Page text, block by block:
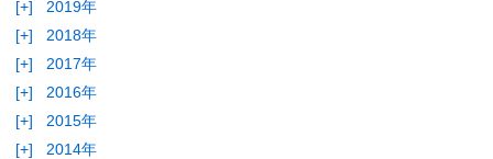
[+]
2019年
[+]
2018年
[+]
2017年
[+]
2016年
[+]
2015年
[+]
2014年